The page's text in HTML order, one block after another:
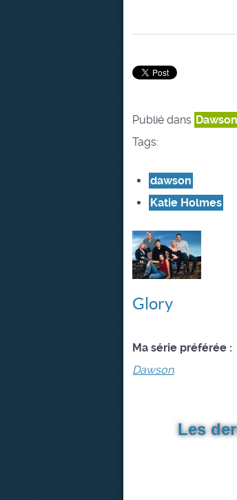
Publié dans
Tags:
dawson
Katie Holmes
Glory
Ma série préférée :
Dawson.
Les